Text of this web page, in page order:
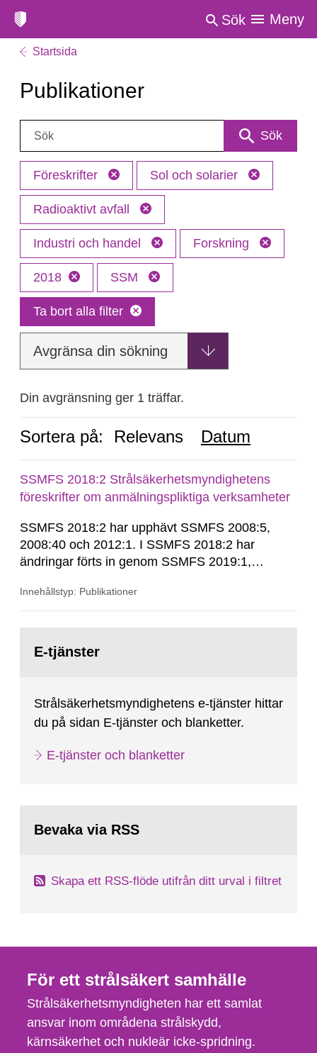
Sök Meny
Startsida
Publikationer
Sök: Sök
Föreskrifter Sol och solarier
Radioaktivt avfall
Industri och handel Forskning
2018 SSM
Ta bort alla filter
Avgränsa din sökning
Din avgränsning ger 1 träffar.
Sortera på: Relevans Datum
SSMFS 2018:2 Strålsäkerhetsmyndighetens
föreskrifter om anmälningspliktiga verksamheter
SSMFS 2018:2 har upphävt SSMFS 2008:5,
2008:40 och 2012:1. I SSMFS 2018:2 har
ändringar förts in genom SSMFS 2019:1,
Innehållstyp: Publikationer
sida:E-tjänster
Strålsäkerhetsmyndighetens e-tjänster hittar
du på sidan E-tjänster och blanketter.
E-tjänster och blanketter
Bevaka via RSS
Skapa ett RSS-flöde utifrån ditt urval i filtret
För ett strålsäkert samhälle
Strålsäkerhetsmyndigheten har ett samlat
ansvar inom områdena strålskydd,
kärnsäkerhet och nukleär icke-spridning.